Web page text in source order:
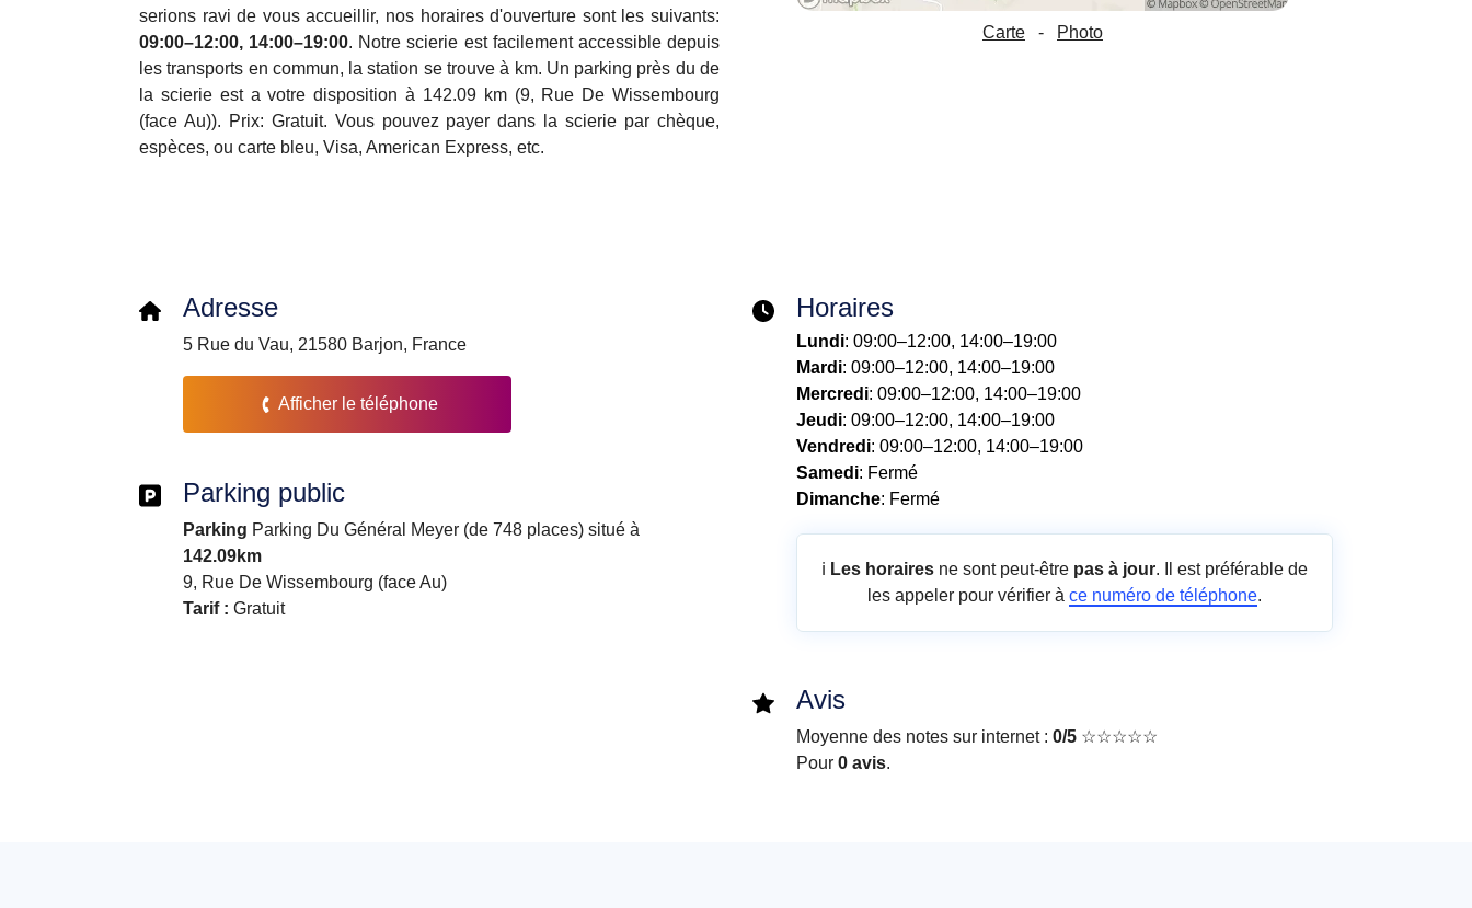
serions ravi de vous accueillir, nos horaires d'ouverture sont les suivants:
09:00–12:00, 14:00–19:00. Notre scierie est facilement accessible depuis
les transports en commun, la station se trouve à km. Un parking près du de
la scierie est a votre disposition à 142.09 km (9, Rue De Wissembourg
(face Au)). Prix: Gratuit. Vous pouvez payer dans la scierie par chèque,
espèces, ou carte bleu, Visa, American Express, etc.
Carte - Photo
Adresse
5 Rue du Vau, 21580 Barjon, France
Afficher le téléphone
Parking public
Parking Parking Du Général Meyer (de 748 places) situé à
142.09km
9, Rue De Wissembourg (face Au)
Tarif : Gratuit
Horaires
Lundi: 09:00–12:00, 14:00–19:00
Mardi: 09:00–12:00, 14:00–19:00
Mercredi: 09:00–12:00, 14:00–19:00
Jeudi: 09:00–12:00, 14:00–19:00
Vendredi: 09:00–12:00, 14:00–19:00
Samedi: Fermé
Dimanche: Fermé
ℹ️ Les horaires ne sont peut-être pas à jour. Il est préférable de
les appeler pour vérifier à ce numéro de téléphone.
Avis
Moyenne des notes sur internet : 0/5 ☆☆☆☆☆
Pour 0 avis.